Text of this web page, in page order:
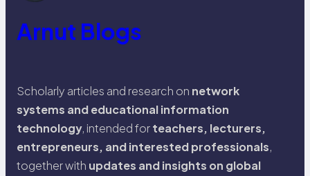
Arnut Blogs
Scholarly articles and research on network
systems and educational information
technology, intended forteachers, lecturers,
entrepreneurs, and interested professionals,
together with updates and insights on global